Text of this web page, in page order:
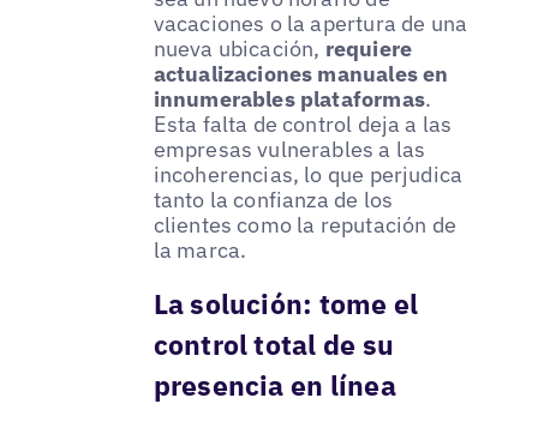
vacaciones o la apertura de una
nueva ubicación, requiere
actualizaciones manuales en
innumerables plataformas.
Esta falta de control deja a las
empresas vulnerables a las
incoherencias, lo que perjudica
tanto la confianza de los
clientes como la reputación de
la marca.
La solución: tome el
control total de su
presencia en línea